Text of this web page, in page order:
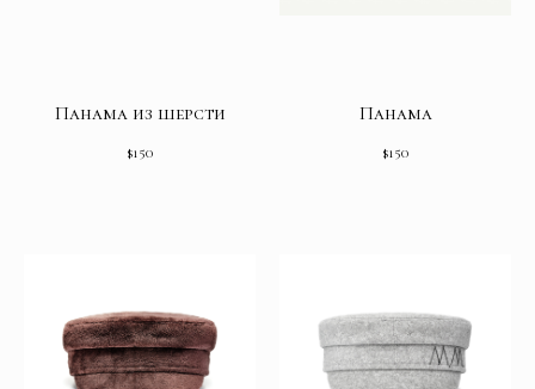
Панама из шерсти
$150
Панама
$150